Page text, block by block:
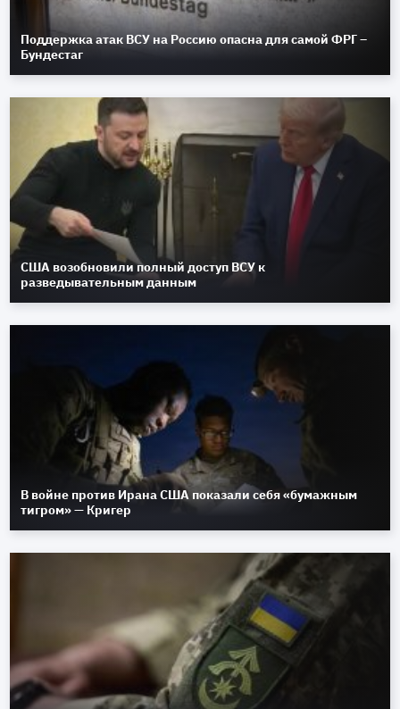
Поддержка атак ВСУ на Россию опасна для самой ФРГ –
Бундестаг
США возобновили полный доступ ВСУ к
разведывательным данным
В войне против Ирана США показали себя «бумажным
тигром» — Кригер